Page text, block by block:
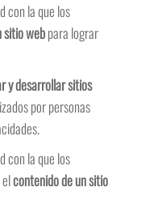
con la que los
webpara lograr
y desarrollar sitios
por personas
con la que los
contenido de un sitio